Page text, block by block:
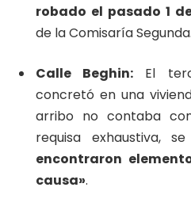
robado el pasado 1
de la Comisaría Segunda.
Calle Beghin: El
concretó en una
arribo no contaba
requisa exhaustiva,
encontraron
causa».